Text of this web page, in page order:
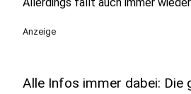
Anzeige
Alle Infos immer dabei: Die